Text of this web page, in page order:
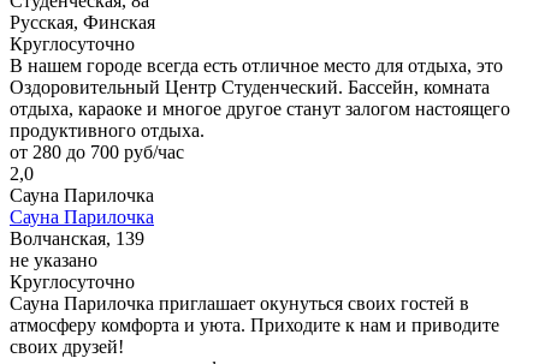
Русская, Финская
Круглосуточно
В нашем городе всегда есть отличное место для отдыха, это
Оздоровительный Центр Студенческий. Бассейн, комната
отдыха, караоке и многое другое станут залогом настоящего
продуктивного отдыха.
от 280 до 700 руб/час
2,0
Сауна Парилочка
Сауна Парилочка
Волчанская, 139
не указано
Круглосуточно
Сауна Парилочка приглашает окунуться своих гостей в
атмосферу комфорта и уюта. Приходите к нам и приводите
своих друзей!